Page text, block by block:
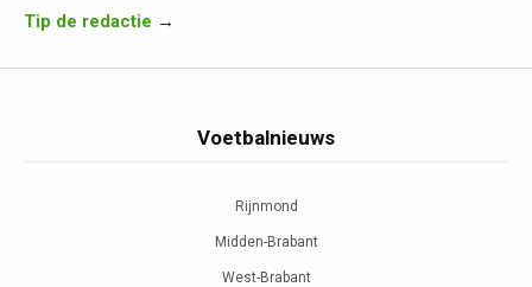
Tip de redactie →
Voetbalnieuws
Rijnmond
Midden-Brabant
West-Brabant